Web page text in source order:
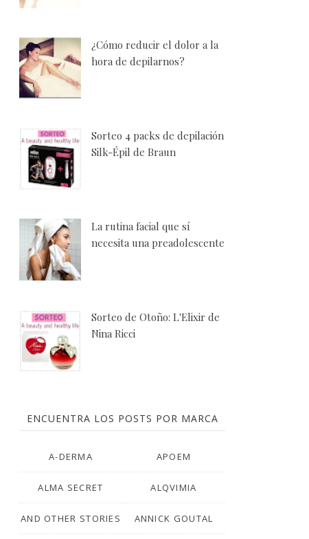
¿Cómo reducir el dolor a la
hora de depilarnos?
Sorteo 4 packs de depilación
Silk-Épil de Braun
La rutina facial que sí
necesita una preadolescente
Sorteo de Otoño: L'Elixir de
Nina Ricci
ENCUENTRA LOS POSTS POR MARCA
A-DERMA APOEM
ALMA SECRET ALQVIMIA
AND OTHER STORIES ANNICK GOUTAL